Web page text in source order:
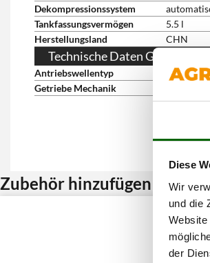
Diese
Wir
und die
der
Dekompressionssystem
Tankfassungsvermögen
5.5 l
Herstellungsland
CHN
Technische Daten Getriebe
Antriebswellentyp
mit
Getriebe Mechanik
Zubehör hinzufügen und